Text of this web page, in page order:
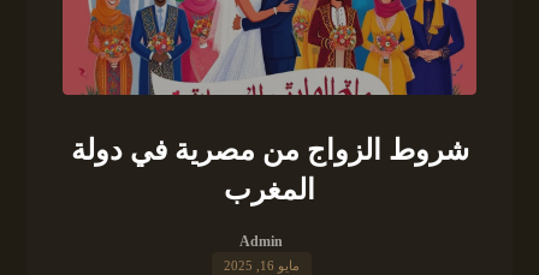
شروط الزواج من مصرية في دولة
المغرب
Admin
مايو 16, 2025